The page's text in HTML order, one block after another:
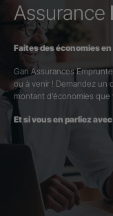
Assurance
Faites des économies
Gan Assurances
ou à venir ! Demandez un
montant d’économies
Et si vous en parliez